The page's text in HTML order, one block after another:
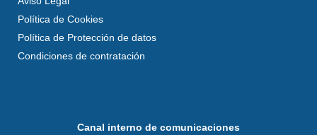
Política de Cookies
Política de Protección de datos
Condiciones de contratación
Canal interno de comunicaciones